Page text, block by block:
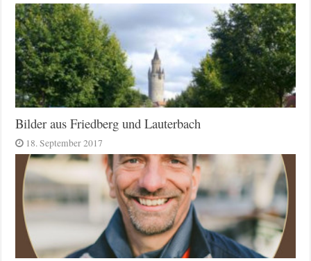
Bilder aus Friedberg und Lauterbach
18. September 2017